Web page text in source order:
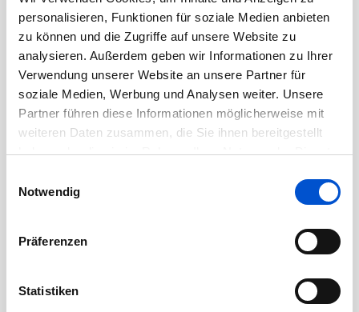
personalisieren, Funktionen für soziale Medien anbieten
zu können und die Zugriffe auf unsere Website zu
analysieren. Außerdem geben wir Informationen zu Ihrer
Verwendung unserer Website an unsere Partner für
soziale Medien, Werbung und Analysen weiter. Unsere
Partner führen diese Informationen möglicherweise mit
weiteren Daten zusammen, die Sie ihnen bereitgestellt
haben oder die sie im Rahmen Ihrer Nutzung der Dienste
Notwendig
Präferenzen
Statistiken
September 2020
August 2020
Juli 2020
Juni 2020
Mai 2020
Februar 2020
Dezember 2019
Oktober 2019